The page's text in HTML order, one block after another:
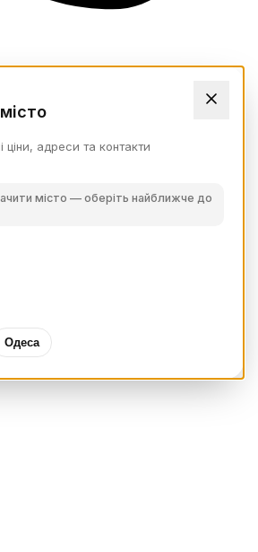
адреси та контакти
місто — оберіть найближче до
Одеса